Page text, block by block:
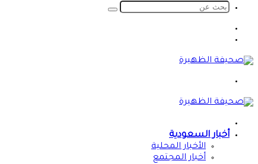
المظلم
بحث
أخبار السعودية
الأخبار المحلية
أخبار المجتمع